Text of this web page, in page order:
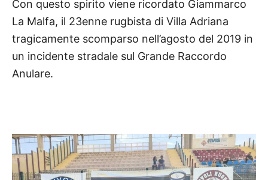
Con questo spirito viene ricordato Giammarco
La Malfa, il 23enne rugbista di Villa Adriana
tragicamente scomparso nell’agosto del 2019 in
un incidente stradale sul Grande Raccordo
Anulare.